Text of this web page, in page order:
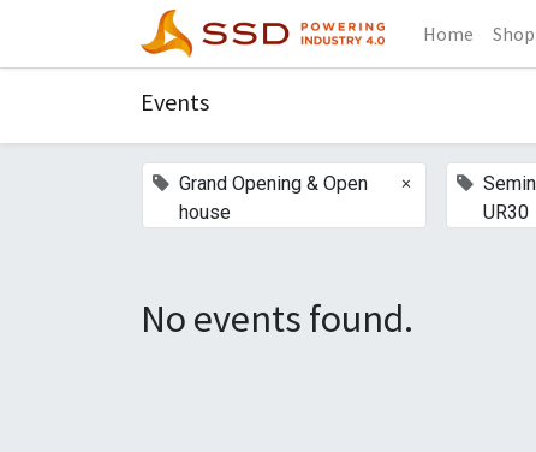
Home Shop
Events
Grand Opening & Open
house
×
UR30
No events found.